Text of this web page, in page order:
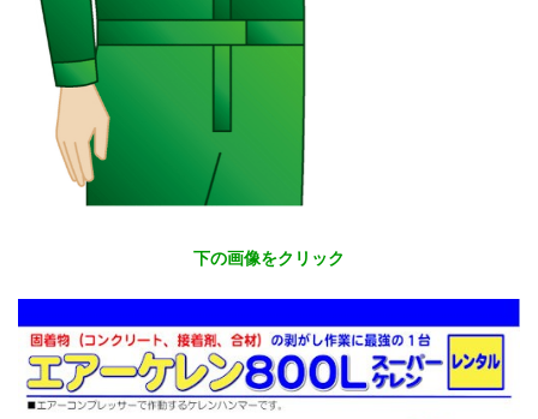
下の画像をクリック